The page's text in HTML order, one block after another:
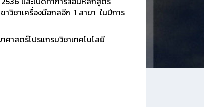
วิชาเครื่องมือกลอีก 1 สาขา ในปีการ
าสตร์โปรแกรมวิชาเทคโนโลยี